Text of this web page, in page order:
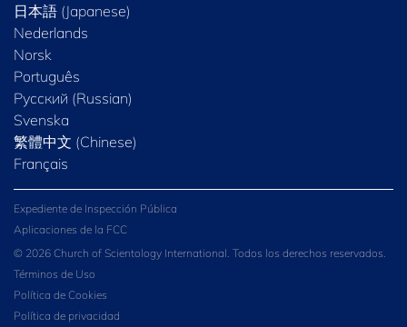
日本語 (Japanese)
Nederlands
Norsk
Português
Русский (Russian)
Svenska
繁體中文 (Chinese)
Français
Expediente de Inspección Pública
Aplicaciones de la FCC
© 2026 Church of Scientology International. Todos los derechos reservados.
Términos de Uso
Política de Cookies
Política de privacidad